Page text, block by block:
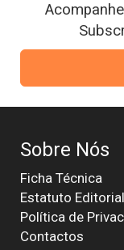
Sobre Nós
Ficha Técnica
Estatuto Editorial
Política de
Contactos